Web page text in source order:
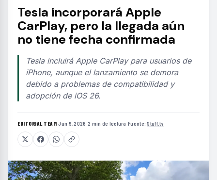
Tesla incorporará Apple
CarPlay, pero la llegada aún
no tiene fecha confirmada
Tesla incluirá Apple CarPlay para usuarios de
iPhone, aunque el lanzamiento se demora
debido a problemas de compatibilidad y
adopción de iOS 26.
EDITORIAL TEAM·Jun 9, 2026 ·2 min de lectura ·Fuente: Stuff.tv